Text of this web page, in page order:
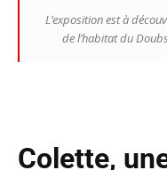
L’exposition est à
de l’habitat du
Colette,